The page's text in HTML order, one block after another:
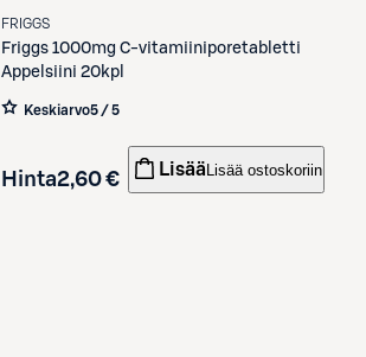
FRIGGS
Friggs 1000mg C-vitamiiniporetabletti
Appelsiini 20kpl
Keskiarvo5 / 5
Hinta2,60 € LisääLisää ostoskoriin